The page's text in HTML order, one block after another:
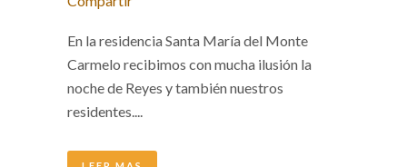
En la residencia Santa María del Monte
Carmelo recibimos con mucha ilusión la
noche de Reyes y también nuestros
residentes....